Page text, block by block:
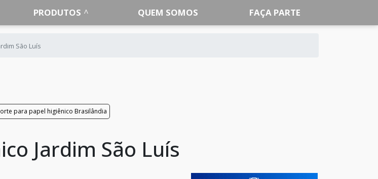
PRODUTOS QUEM SOMOS FAÇA PARTE
São Luís
para papel higiênico Brasilândia
Jardim São Luís